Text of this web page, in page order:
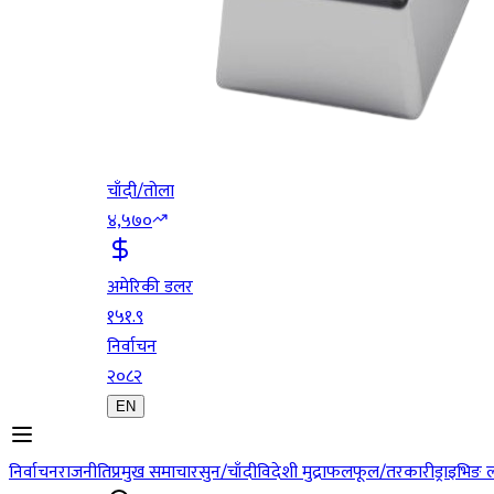
चाँदी/तोला
४,५७०
अमेरिकी डलर
१५१.९
निर्वाचन
२०८२
EN
निर्वाचनराजनीतिप्रमुख समाचारसुन/चाँदीविदेशी मुद्राफलफूल/तरकारी